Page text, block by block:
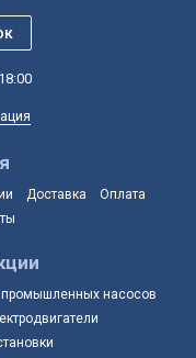
Доставка
Оплата
промышленных насосов